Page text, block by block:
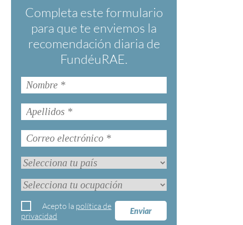
Completa este formulario
para que te enviemos la
recomendación diaria de
FundéuRAE.
Enviar
Acepto la política de
privacidad